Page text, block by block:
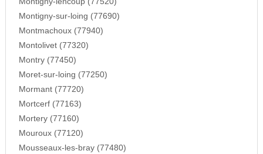
Montigny-sur-loing (77690)
Montmachoux (77940)
Montolivet (77320)
Montry (77450)
Moret-sur-loing (77250)
Mormant (77720)
Mortcerf (77163)
Mortery (77160)
Mouroux (77120)
Mousseaux-les-bray (77480)